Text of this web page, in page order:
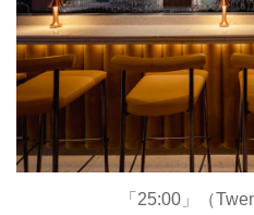
「25:00」（